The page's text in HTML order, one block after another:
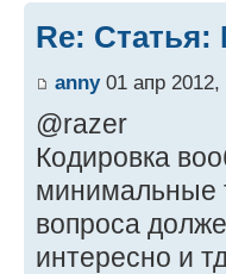
Re: Статья:
anny01 апр 2012,
@razer
Кодировка
минимальные
вопроса
интересно и